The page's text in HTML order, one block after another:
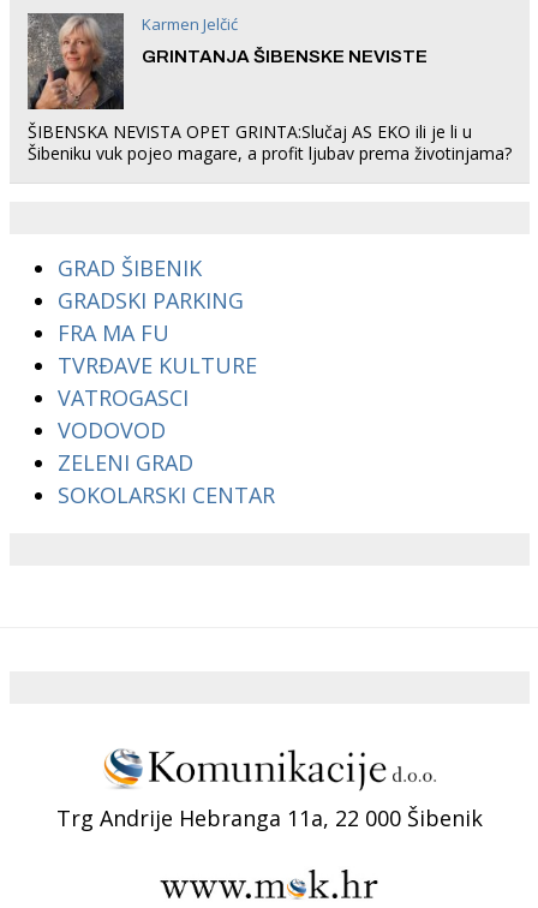
Karmen Jelčić
GRINTANJA ŠIBENSKE NEVISTE
ŠIBENSKA NEVISTA OPET GRINTA:Slučaj AS EKO ili je li u
Šibeniku vuk pojeo magare, a profit ljubav prema životinjama?
GRAD ŠIBENIK
GRADSKI PARKING
FRA MA FU
TVRĐAVE KULTURE
VATROGASCI
VODOVOD
ZELENI GRAD
SOKOLARSKI CENTAR
Trg Andrije Hebranga 11a, 22 000 Šibenik